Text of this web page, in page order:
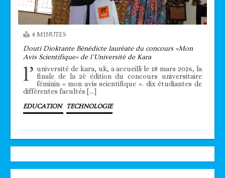
4 MINUTES
Douti Dioktante Bénédicte lauréate du concours «Mon
Avis Scientifique» de l’Université de Kara
l’ université de kara, uk, a accueilli le 18 mars 2026, la
finale de la 2è édition du concours universitaire
féminin « mon avis scientifique ». dix étudiantes de
différentes facultés […]
EDUCATION TECHNOLOGIE